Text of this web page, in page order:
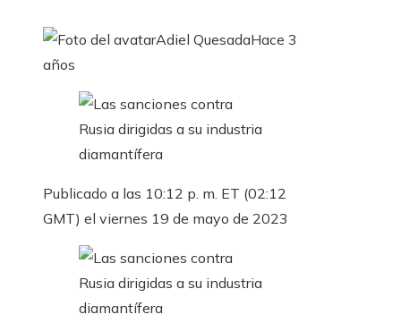
Adiel QuesadaHace 3
años
Publicado a las 10:12 p. m. ET (02:12
GMT) el viernes 19 de mayo de 2023